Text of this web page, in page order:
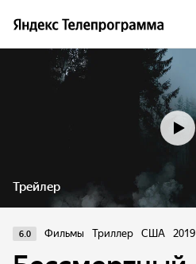
Трейлер
6.0 Фильмы Триллер США 2019